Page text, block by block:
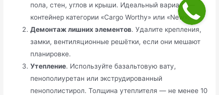
пола, стен, углов и крыши. Идеальный вариант —
контейнер категории «Cargo Worthy» или «New».
Демонтаж лишних элементов. Удалите крепления,
замки, вентиляционные решётки, если они мешают
планировке.
Утепление. Используйте базальтовую вату,
пенополиуретан или экструдированный
пенополистирол. Толщина утеплителя — не менее 10